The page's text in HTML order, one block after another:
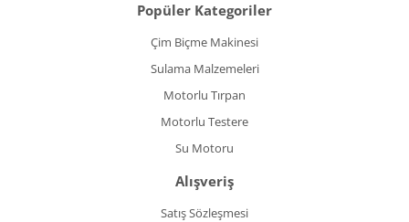
Popüler Kategoriler
Çim Biçme Makinesi
Sulama Malzemeleri
Motorlu Tırpan
Motorlu Testere
Su Motoru
Alışveriş
Satış Sözleşmesi